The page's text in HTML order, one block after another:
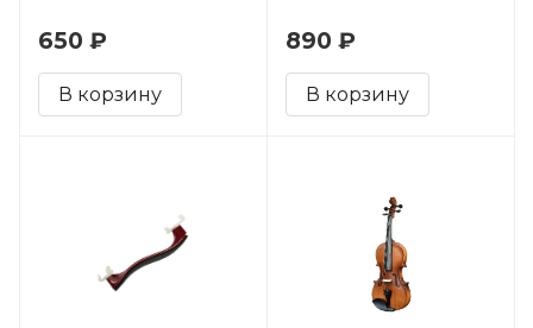
650 ₽
В корзину
890 ₽
В корзину